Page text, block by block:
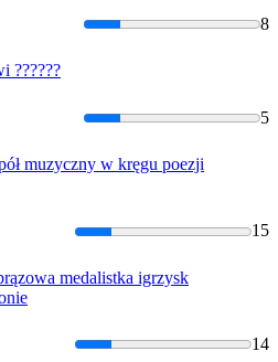
8
??????
5
muzyczny w kręgu poezji
15
medalistka igrzysk
14